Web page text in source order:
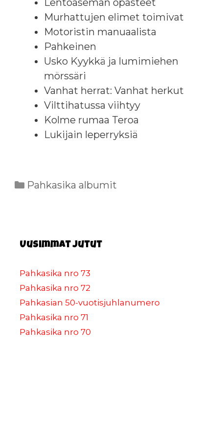
Lentoaseman opasteet
Murhattujen elimet toimivat
Motoristin manuaalista
Pahkeinen
Usko Kyykkä ja lumimiehen
mörssäri
Vanhat herrat: Vanhat herkut
Vilttihatussa viihtyy
Kolme rumaa Teroa
Lukijain leperryksiä
Kategoriat
Pahkasika albumit
Uusimmat jutut
Pahkasika nro 73
Pahkasika nro 72
Pahkasian 50-vuotisjuhlanumero
Pahkasika nro 71
Pahkasika nro 70